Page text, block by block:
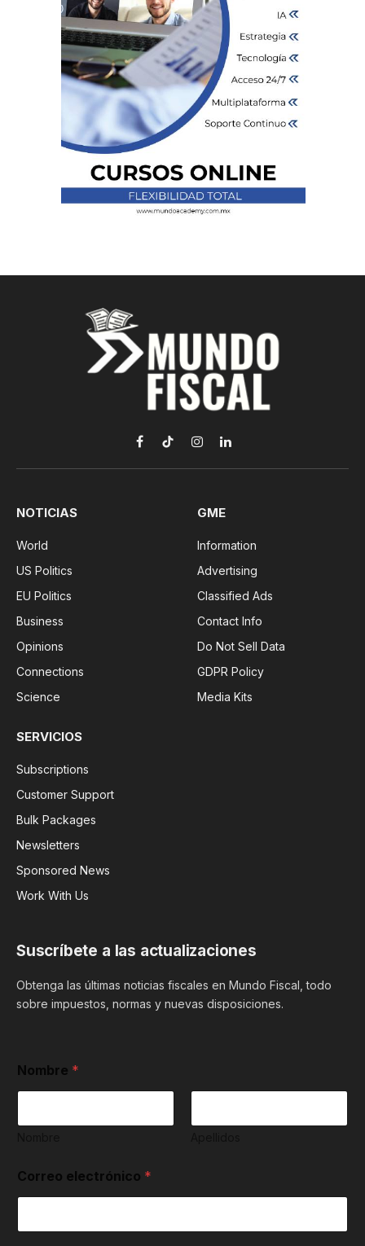
Facebook
TikTokInstagramLinkedIn
NOTICIAS
World
US Politics
EU Politics
Business
Opinions
Connections
Science
GME
Information
Advertising
Classified Ads
Contact Info
Do Not Sell Data
GDPR Policy
Media Kits
SERVICIOS
Subscriptions
Customer Support
Bulk Packages
Newsletters
Sponsored News
Work With Us
Suscríbete a las actualizaciones
Obtenga las últimas noticias fiscales en Mundo Fiscal, todo
sobre impuestos, normas y nuevas disposiciones.
Nombre *
Correo electrónico *